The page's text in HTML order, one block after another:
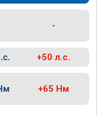
-
+50 л.с.
+65 Нм